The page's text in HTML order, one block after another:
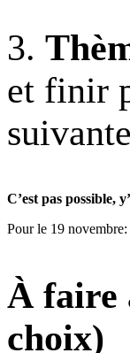
3.
et finir
suivante
C’est pas possible,
Pour le 19 novembre:
À faire
choix)